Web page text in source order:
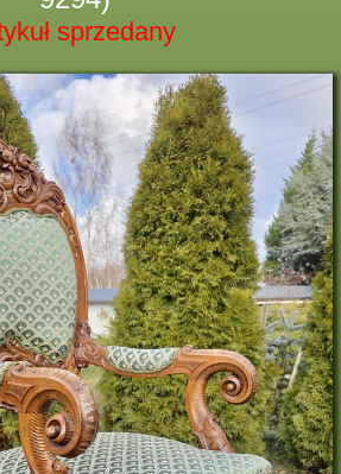
sprzedany